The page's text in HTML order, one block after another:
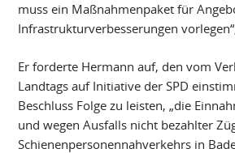
muss ein Maßnahmenpaket für
Infrastrukturverbesserungen
Er forderte Hermann auf, den vom
Landtags auf Initiative der SPD
Beschluss Folge zu leisten, „die
und wegen Ausfalls nicht bezahlter
Schienenpersonennahverkehrs in